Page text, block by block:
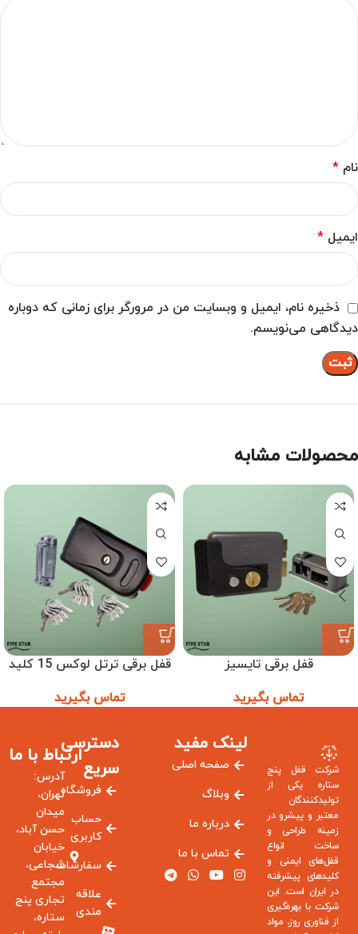
نام *
ایمیل *
ذخیره نام، ایمیل و وبسایت من در مرورگر برای زمانی که دوباره
دیدگاهی می‌نویسم.
محصولات مشابه
قفل برقی تایسیز
تماس بگیرید
قفل برقی ترتل لوکس 15 کلید
تماس بگیرید
شرکت قفل پنج
ستاره یکی از
تولیدکنندگان
معتبر و پیشرو در
زمینه طراحی و
ساخت انواع
قفل‌های ایمنی و
کلیدهای پیشرفته
در ایران است. این
شرکت با بهره‌گیری
از فناوری روز، مواد
لینک مفید
صفحه اصلی
وبلاگ
درباره ما
تماس با ما
دسترسی
سریع
فروشگاه
حساب
کاربری
سفارشات
علاقه
مندی
ارتباط با ما
آدرس:
تهران،
میدان
حسن آباد،
خیابان
شجاعی،
مجتمع
تجاری پنج
ستاره،